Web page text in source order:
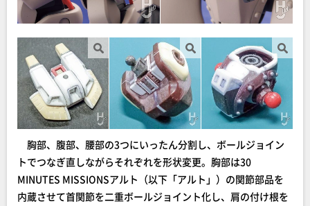
胸部、腹部、腰部の3つにいったん分割し、ボールジョイン
トでつなぎ直しながらそれぞれを形状変更。胸部は30
MINUTES MISSIONSアルト（以下「アルト」）の関節部品を
内蔵させて首関節を二重ボールジョイント化し、肩の付け根を